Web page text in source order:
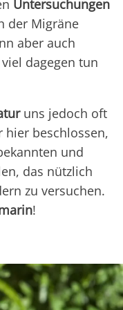
Untersuchungen
der Migräne
aber auch
dagegen tun
uns jedoch oft
hier beschlossen,
und
das nützlich
zu versuchen.
!